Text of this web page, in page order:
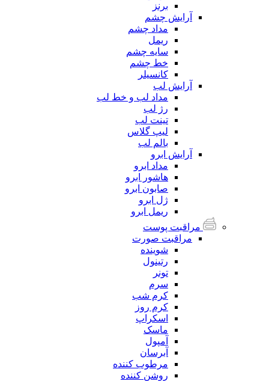
برنز
آرایش چشم
مداد چشم
ریمل
سایه چشم
خط چشم
کانسیلر
آرایش لب
مداد لب و خط لب
رژ لب
تینت لب
لیپ گلاس
بالم لب
آرایش ابرو
مداد ابرو
هاشور ابرو
صابون ابرو
ژل ابرو
ریمل ابرو
مراقبت پوست
مراقبت صورت
شوینده
رتینول
تونر
سرم
کرم شب
کرم روز
اسکراپ
ماسک
آمپول
آبرسان
مرطوب کننده
روشن کننده